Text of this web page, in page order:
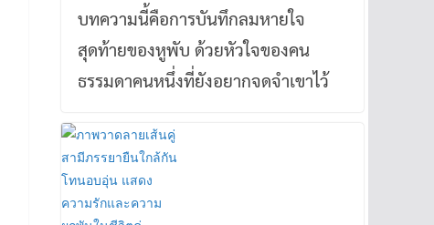
บทความนี้คือการบันทึกลมหายใจ
สุดท้ายของหูพับ ด้วยหัวใจของคน
ธรรมดาคนหนึ่งที่ยังอยากจดจำเขาไว้